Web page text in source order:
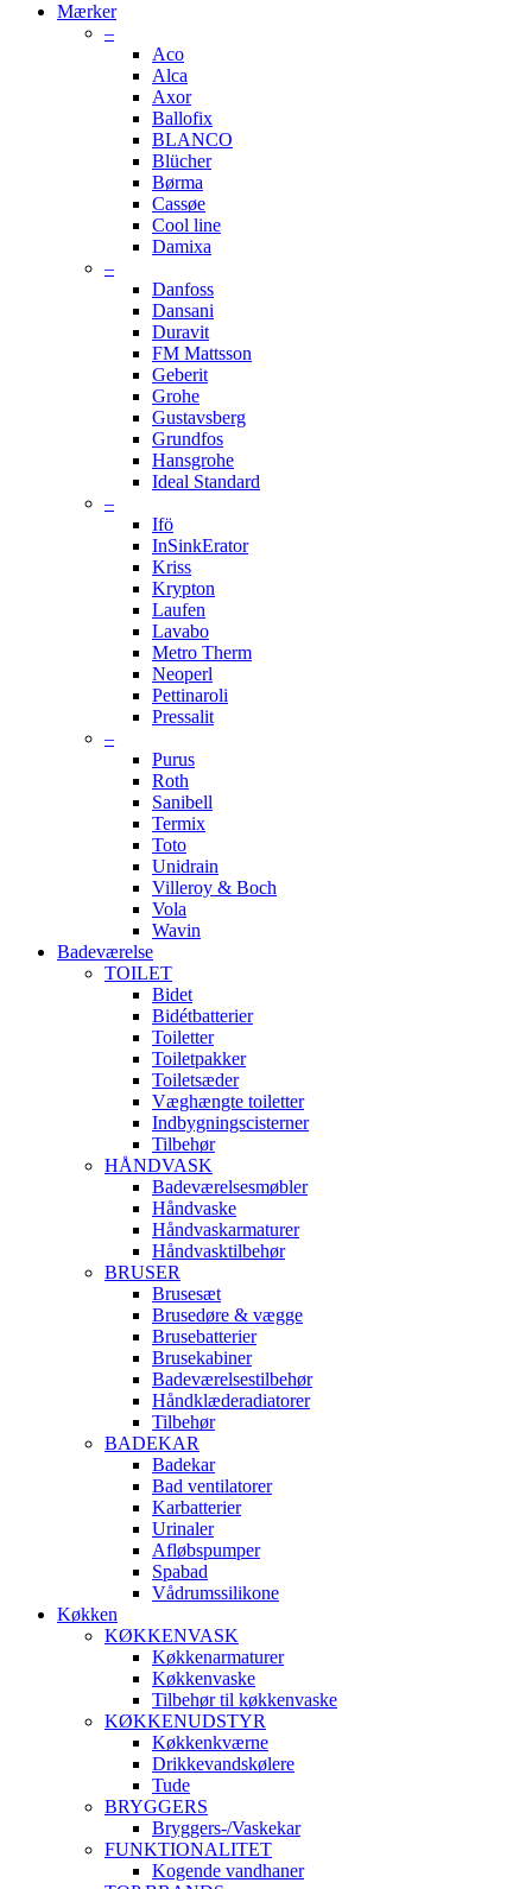
Mærker
–
Aco
Alca
Axor
Ballofix
BLANCO
Blücher
Børma
Cassøe
Cool line
Damixa
–
Danfoss
Dansani
Duravit
FM Mattsson
Geberit
Grohe
Gustavsberg
Grundfos
Hansgrohe
Ideal Standard
–
Ifö
InSinkErator
Kriss
Krypton
Laufen
Lavabo
Metro Therm
Neoperl
Pettinaroli
Pressalit
–
Purus
Roth
Sanibell
Termix
Toto
Unidrain
Villeroy & Boch
Vola
Wavin
Badeværelse
TOILET
Bidet
Bidétbatterier
Toiletter
Toiletpakker
Toiletsæder
Væghængte toiletter
Indbygningscisterner
Tilbehør
HÅNDVASK
Badeværelsesmøbler
Håndvaske
Håndvaskarmaturer
Håndvasktilbehør
BRUSER
Brusesæt
Brusedøre & vægge
Brusebatterier
Brusekabiner
Badeværelsestilbehør
Håndklæderadiatorer
Tilbehør
BADEKAR
Badekar
Bad ventilatorer
Karbatterier
Urinaler
Afløbspumper
Spabad
Vådrumssilikone
Køkken
KØKKENVASK
Køkkenarmaturer
Køkkenvaske
Tilbehør til køkkenvaske
KØKKENUDSTYR
Køkkenkværne
Drikkevandskølere
Tude
BRYGGERS
Bryggers-/Vaskekar
FUNKTIONALITET
Kogende vandhaner